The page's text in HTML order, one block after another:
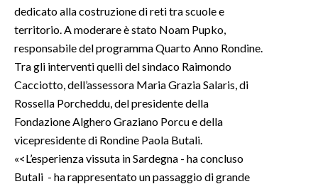
dedicato alla costruzione di reti tra scuole e
territorio. A moderare è stato Noam Pupko,
responsabile del programma Quarto Anno Rondine.
Tra gli interventi quelli del sindaco Raimondo
Cacciotto, dell’assessora Maria Grazia Salaris, di
Rossella Porcheddu, del presidente della
Fondazione Alghero Graziano Porcu e della
vicepresidente di Rondine Paola Butali.
«<L’esperienza vissuta in Sardegna - ha concluso
Butali - ha rappresentato un passaggio di grande